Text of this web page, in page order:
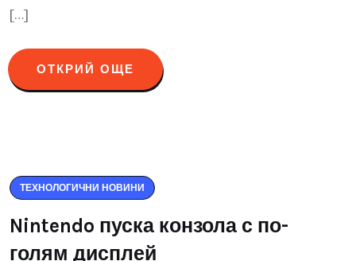
[…]
ОТКРИЙ ОЩЕ
ТЕХНОЛОГИЧНИ НОВИНИ
Nintendo пуска конзола с по-
голям дисплей